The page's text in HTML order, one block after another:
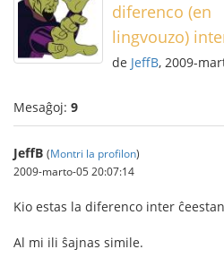
diferenco (en
lingvouzo)
de JeffB, 2009-
Mesaĝoj: 9
JeffB (Montri la profilon)
2009-marto-05 20:07:14
Kio estas la diferenco inter
Al mi ili ŝajnas simile.